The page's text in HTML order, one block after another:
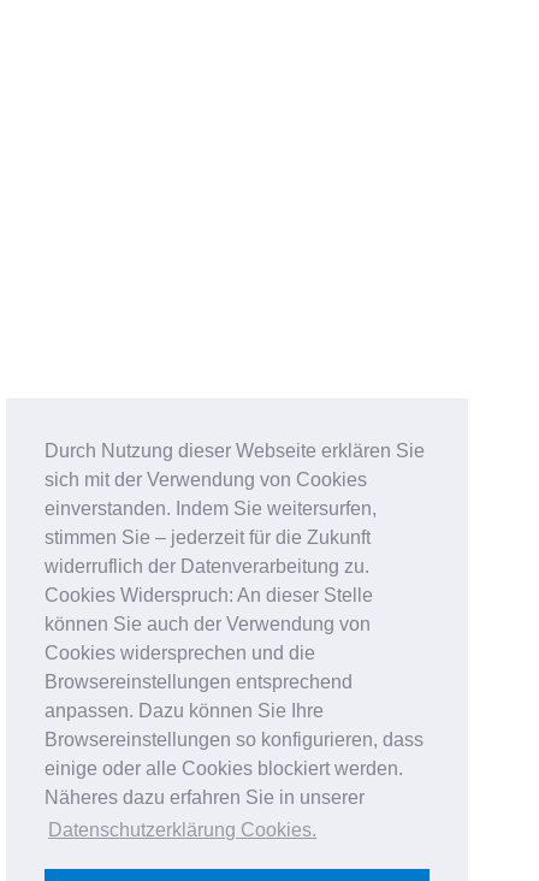
Durch Nutzung dieser Webseite erklären Sie
sich mit der Verwendung von Cookies
einverstanden. Indem Sie weitersurfen,
stimmen Sie – jederzeit für die Zukunft
widerruflich der Datenverarbeitung zu.
Cookies Widerspruch: An dieser Stelle
können Sie auch der Verwendung von
Cookies widersprechen und die
Browsereinstellungen entsprechend
anpassen. Dazu können Sie Ihre
Browsereinstellungen so konfigurieren, dass
einige oder alle Cookies blockiert werden.
Näheres dazu erfahren Sie in unserer
Datenschutzerklärung Cookies.